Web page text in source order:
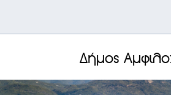
Δήμος